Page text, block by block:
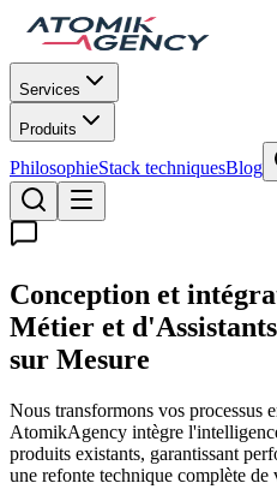
Services
Produits
PhilosophieStack techniquesBlog
Conception et
Métier et
sur Mesure
Nous transformons vos processus
AtomikAgency intègre
produits existants, garantissant
une refonte technique complète de